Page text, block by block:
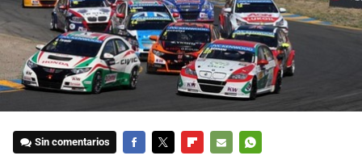
Sin comentarios